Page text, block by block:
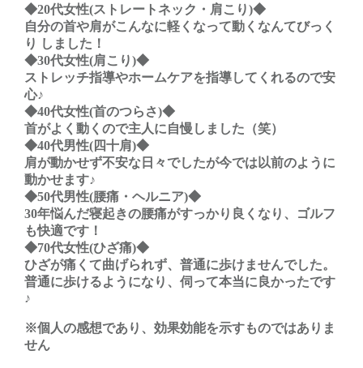
◆20代女性(ストレートネック・肩こり)◆
自分の首や肩がこんなに軽くなって動くなんてびっく
り しました！
◆30代女性(肩こり)◆
ストレッチ指導やホームケアを指導してくれるので安
心♪
◆40代女性(首のつらさ)◆
首がよく動くので主人に自慢しました（笑）
◆40代男性(四十肩)◆
肩が動かせず不安な日々でしたが今では以前のように
動かせます♪
◆50代男性(腰痛・ヘルニア)◆
30年悩んだ寝起きの腰痛がすっかり良くなり、ゴルフ
も快適です！
◆70代女性(ひざ痛)◆
ひざが痛くて曲げられず、普通に歩けませんでした。
普通に歩けるようになり、伺って本当に良かったです
♪
※個人の感想であり、効果効能を示すものではありま
せん